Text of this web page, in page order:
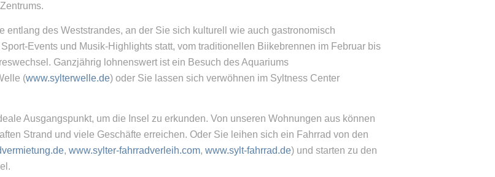
entlang des Weststrandes, an der Sie sich kulturell wie auch gastronomisch
Events und Musik-Highlights statt, vom traditionellen Biikebrennen im Februar bis
Ganzjährig lohnenswert ist ein Besuch des Aquariums
(www.sylterwelle.de) oder Sie lassen sich verwöhnen im Syltness Center
Ausgangspunkt, um die Insel zu erkunden. Von unseren Wohnungen aus können
Strand und viele Geschäfte erreichen. Oder Sie leihen sich ein Fahrrad von den
,www.sylter-fahrradverleih.com,www.sylt-fahrrad.de) und starten zu den